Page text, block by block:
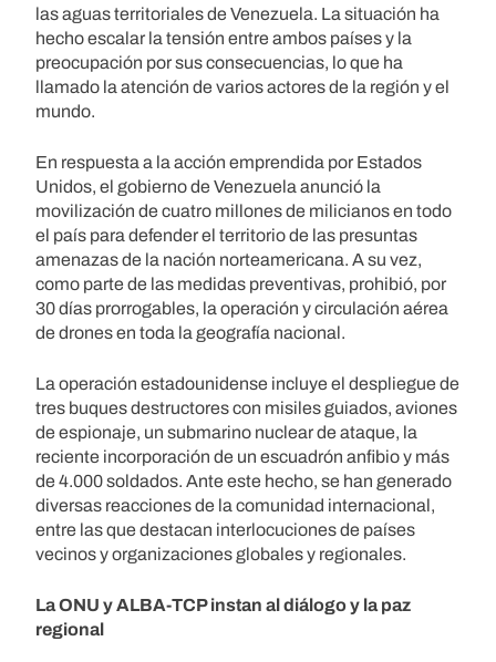
las aguas territoriales de Venezuela. La situación ha
hecho escalar la tensión entre ambos países y la
preocupación por sus consecuencias, lo que ha
llamado la atención de varios actores de la región y el
mundo.
En respuesta a la acción emprendida por Estados
Unidos, el gobierno de Venezuela anunció la
movilización de cuatro millones de milicianos en todo
el país para defender el territorio de las presuntas
amenazas de la nación norteamericana. A su vez,
como parte de las medidas preventivas, prohibió, por
30 días prorrogables, la operación y circulación aérea
de drones en toda la geografía nacional.
La operación estadounidense incluye el despliegue de
tres buques destructores con misiles guiados, aviones
de espionaje, un submarino nuclear de ataque, la
reciente incorporación de un escuadrón anfibio y más
de 4.000 soldados. Ante este hecho, se han generado
diversas reacciones de la comunidad internacional,
entre las que destacan interlocuciones de países
vecinos y organizaciones globales y regionales.
La ONU y ALBA-TCP instan al diálogo y la paz
regional